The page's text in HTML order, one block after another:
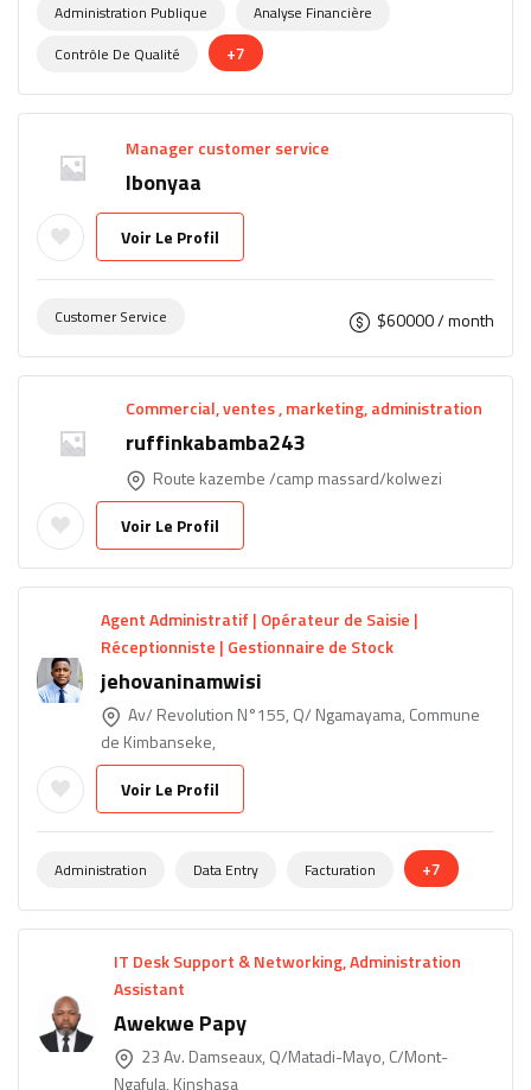
Administration Publique
Analyse Financière
Contrôle De Qualité
+7
Manager customer service
lbonyaa
Voir Le Profil
Customer Service $60000/ month
Commercial, ventes , marketing, administration
ruffinkabamba243
Route kazembe /camp massard/kolwezi
Voir Le Profil
Agent Administratif | Opérateur de Saisie |
Réceptionniste | Gestionnaire de Stock
jehovaninamwisi
Av/ Revolution N°155, Q/ Ngamayama, Commune
de Kimbanseke,
Voir Le Profil
Administration Data Entry Facturation +7
IT Desk Support & Networking, Administration
Assistant
Awekwe Papy
23 Av. Damseaux, Q/Matadi-Mayo, C/Mont-
Ngafula, Kinshasa